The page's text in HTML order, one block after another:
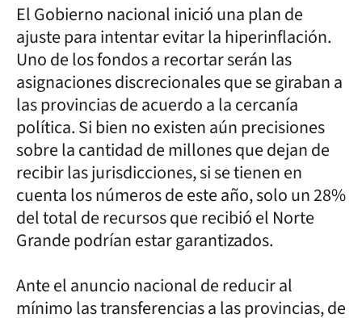
El Gobierno nacional inició una plan de
ajuste para intentar evitar la hiperinflación.
Uno de los fondos a recortar serán las
asignaciones discrecionales que se giraban a
las provincias de acuerdo a la cercanía
política. Si bien no existen aún precisiones
sobre la cantidad de millones que dejan de
recibir las jurisdicciones, si se tienen en
cuenta los números de este año, solo un 28%
del total de recursos que recibió el Norte
Grande podrían estar garantizados.
Ante el anuncio nacional de reducir al
mínimo las transferencias a las provincias, de